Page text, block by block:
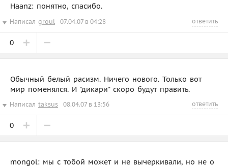
Haanz: понятно, спасибо.
Написал groul 07.04.07 в 04:28 ответить
0
Обычный белый расизм. Ничего нового. Только вот
мир поменялся. И "дикари" скоро будут править.
Написал taksus 08.04.07 в 13:56 ответить
0
mongol: мы с тобой может и не вычеркивали, но не о